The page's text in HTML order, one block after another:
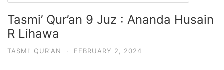
Tasmi’ Qur’an 9 Juz : Ananda Husain
R Lihawa
TASMI' QUR'AN · FEBRUARY 2, 2024